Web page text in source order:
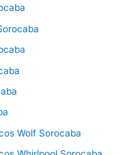
Wolf Sorocaba